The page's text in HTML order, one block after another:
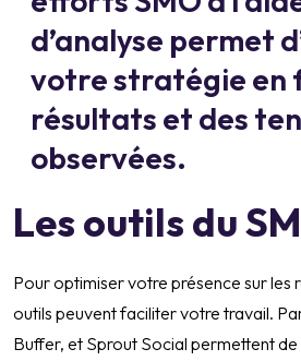
d’analyse permet
votre stratégie en
résultats et des
observées.
Les outils du
Pour optimiser votre présence sur les
outils peuvent faciliter votre travail.
Buffer, et Sprout Social permettent